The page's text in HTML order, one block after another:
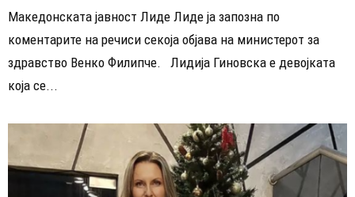
Македонската јавност Лиде Лиде ја запозна по
коментарите на речиси секоја објава на министерот за
здравство Венко Филипче. Лидија Гиновска е девојката
која се...